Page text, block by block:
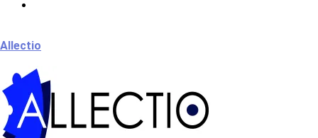
Allectio
Välkommen till Allectio!